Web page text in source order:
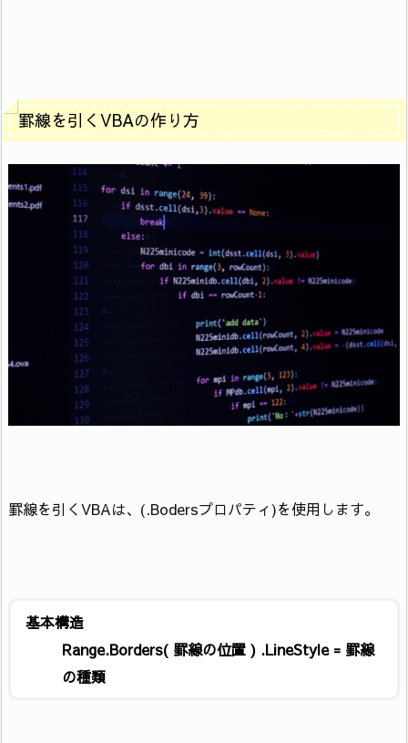
罫線を引くVBAの作り方
罫線を引くVBAは、(.Bodersプロパティ)を使用します。
基本構造
Range.Borders( 罫線の位置 ) .LineStyle = 罫線
の種類